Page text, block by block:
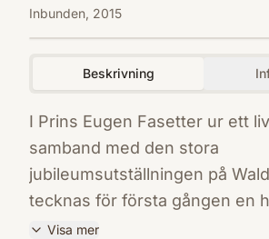
Inbunden, 2015
Beskrivning
I Prins Eugen Fasetter ur ett
samband med den stora
jubileumsutställningen på
tecknas för första gången en
personen och människan
Visa mer